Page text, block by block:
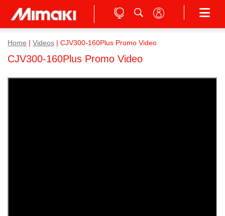
Home Videos CJV300-160Plus Promo Video
CJV300-160Plus Promo Video